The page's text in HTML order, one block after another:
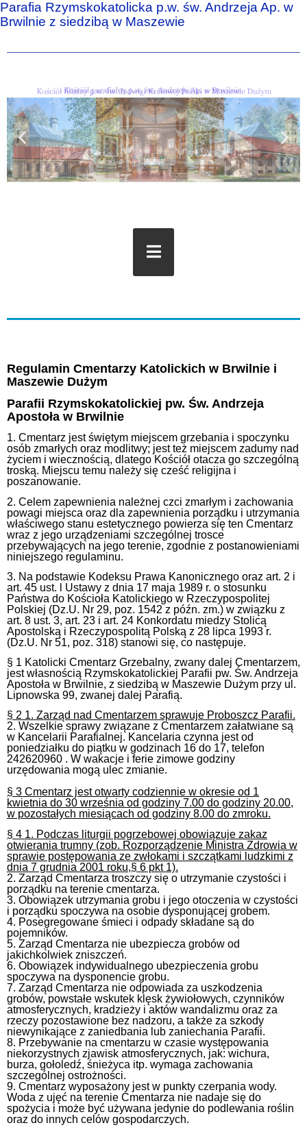
Parafia Rzymskokatolicka p.w. św. Andrzeja Ap. w
Brwilnie z siedzibą w Maszewie
Regulamin Cmentarzy Katolickich w Brwilnie i
Maszewie Dużym
Parafii Rzymskokatolickiej pw. Św. Andrzeja
Apostoła w Brwilnie
1. Cmentarz jest świętym miejscem grzebania i spoczynku
osób zmarłych oraz modlitwy; jest też miejscem zadumy nad
życiem i wiecznością, dlatego Kościół otacza go szczególną
troską. Miejscu temu należy się cześć religijna i
poszanowanie.
2. Celem zapewnienia należnej czci zmarłym i zachowania
powagi miejsca oraz dla zapewnienia porządku i utrzymania
właściwego stanu estetycznego powierza się ten Cmentarz
wraz z jego urządzeniami szczególnej trosce
przebywających na jego terenie, zgodnie z postanowieniami
niniejszego regulaminu.
3. Na podstawie Kodeksu Prawa Kanonicznego oraz art. 2 i
art. 45 ust. l Ustawy z dnia 17 maja 1989 r. o stosunku
Państwa do Kościoła Katolickiego w Rzeczypospolitej
Polskiej (Dz.U. Nr 29, poz. 1542 z późn. zm.) w związku z
art. 8 ust. 3, art. 23 i art. 24 Konkordatu miedzy Stolicą
Apostolską i Rzeczypospolitą Polską z 28 lipca 1993 r.
(Dz.U. Nr 51, poz. 318) stanowi się, co następuje.
§ 1 Katolicki Cmentarz Grzebalny, zwany dalej Cmentarzem,
jest własnością Rzymskokatolickiej Parafii pw. Św. Andrzeja
Apostoła w Brwilnie, z siedzibą w Maszewie Dużym przy ul.
Lipnowska 99, zwanej dalej Parafią.
§ 2 1. Zarząd nad Cmentarzem sprawuje Proboszcz Parafii.
2. Wszelkie sprawy związane z Cmentarzem załatwiane są
w Kancelarii Parafialnej. Kancelaria czynna jest od
poniedziałku do piątku w godzinach 16 do 17, telefon
242620960 . W wakacje i ferie zimowe godziny
urzędowania mogą ulec zmianie.
§ 3 Cmentarz jest otwarty codziennie w okresie od 1
kwietnia do 30 września od godziny 7.00 do godziny 20.00,
w pozostałych miesiącach od godziny 8.00 do zmroku.
§ 4 1. Podczas liturgii pogrzebowej obowiązuje zakaz
otwierania trumny (zob. Rozporządzenie Ministra Zdrowia w
sprawie postępowania ze zwłokami i szczątkami ludzkimi z
dnia 7 grudnia 2001 roku,§ 6 pkt 1).
2. Zarząd Cmentarza troszczy się o utrzymanie czystości i
porządku na terenie cmentarza.
3. Obowiązek utrzymania grobu i jego otoczenia w czystości
i porządku spoczywa na osobie dysponującej grobem.
4. Posegregowane śmieci i odpady składane są do
pojemników.
5. Zarząd Cmentarza nie ubezpiecza grobów od
jakichkolwiek zniszczeń.
6. Obowiązek indywidualnego ubezpieczenia grobu
spoczywa na dysponencie grobu.
7. Zarząd Cmentarza nie odpowiada za uszkodzenia
grobów, powstałe wskutek klęsk żywiołowych, czynników
atmosferycznych, kradzieży i aktów wandalizmu oraz za
rzeczy pozostawione bez nadzoru, a także za szkody
niewynikające z zaniedbania lub zaniechania Parafii.
8. Przebywanie na cmentarzu w czasie występowania
niekorzystnych zjawisk atmosferycznych, jak: wichura,
burza, gołoledź, śnieżyca itp. wymaga zachowania
szczególnej ostrożności.
9. Cmentarz wyposażony jest w punkty czerpania wody.
Woda z ujęć na terenie Cmentarza nie nadaje się do
spożycia i może być używana jedynie do podlewania roślin
oraz do innych celów gospodarczych.